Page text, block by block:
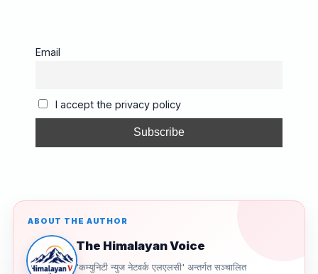
e
o
o
k
s
m n
k
Email
I accept the privacy policy
ABOUT THE AUTHOR
The Himalayan Voice
'कम्युनिटी न्युज नेटवर्क एलएलसी' अन्तर्गत सञ्चालित